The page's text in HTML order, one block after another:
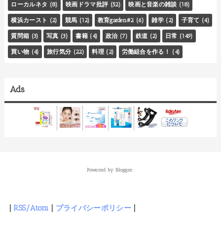
ローカルネタ (8) 映画ドラマ批評 (52) 映画と音楽の雑談 (18)
横浜カースト (2) 競馬 (12) 教育garden#2 (6) 雑学 (2) 子育て (4)
質問箱 (3) 写真 (3) 書籍 (4) 政治 (7) 鉄道 (2) 日常 (149)
買い物 (4) 旅行気分 (22) 料理 (2) 労働組合を作る！ (4)
Ads
Powered by Blogger.
RSS/Atom プライバシーポリシー|